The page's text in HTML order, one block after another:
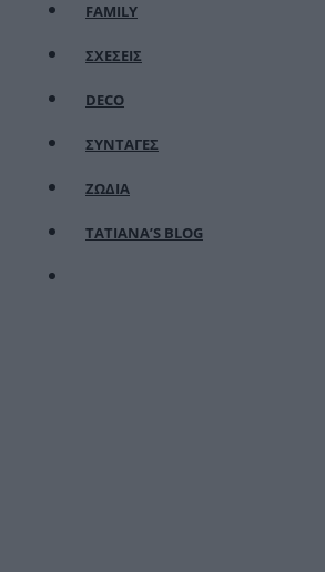
FAMILY
ΣΧΕΣΕΙΣ
DECO
ΣΥΝΤΑΓΕΣ
ΖΩΔΙΑ
TATIANA’S BLOG